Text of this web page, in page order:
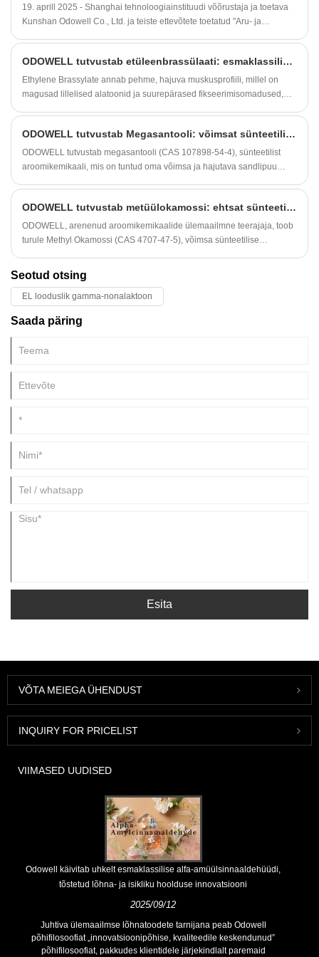
19. aprill 2025 - Shanghai tehnoloogiainstituudi võõrustaja ja toetava
Kunshan Odowell Co., Ltd. ja teiste ettevõtete toetatud "Aru- ja
​ODOWELL tutvustab etüleenbrassülaati: esmaklassilist makrotsüklilist muskust püsiva lõhna saavutamiseks
Ethylene Brassylate annab pehme, hajuva muskusprofiili, millel on
magusad lillelised alatoonid ja suurepärased fikseerimisomadused,
​ODOWELL tutvustab Megasantooli: võimsat sünteetilist sandlipuu koostisosa kaasaegse puidulõhna disaini jaoks
ODOWELL tutvustab megasantooli (CAS 107898-54-4), sünteetilist
aroomikemikaali, mis on tuntud oma võimsa ja hajutava sandlipuu
rakendustes, kus on vaja rikkalikku puidust allkirja.
​ODOWELL tutvustab metüülokamossi: ehtsat sünteetilist tammesammal Chypre'i ja Fougère'i meisterlikkuse jaoks
ODOWELL, arenenud aroomikemikaalide ülemaailmne teerajaja, toob
turule Methyl Okamossi (CAS 4707-47-5), võimsa sünteetilise
roheline, nahk ja idamaised lõhnad.
Seotud otsing
EL looduslik gamma-nonalaktoon
Saada päring
Esita
VÕTA MEIEGA ÜHENDUST
INQUIRY FOR PRICELIST
VIIMASED UUDISED
Odowell käivitab uhkelt esmaklassilise alfa-amüülsinnaaldehüüdi,
tõstetud lõhna- ja isikliku hoolduse innovatsiooni
2025/09/12
Juhtiva ülemaailmse lõhnatoodete tarnijana peab Odowell
põhifilosoofiat „innovatsioonipõhise, kvaliteedile keskendunud”
põhifilosoofiat, pakkudes klientidele järjekindlalt paremaid